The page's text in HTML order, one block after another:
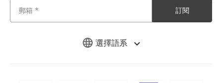
選擇語系
訂閱